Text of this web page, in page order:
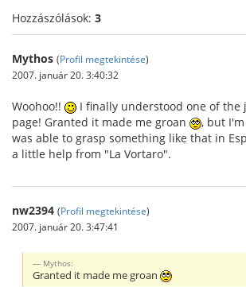
Hozzászólások: 3
Mythos (Profil megtekintése)
2007. január 20. 3:40:32
Woohoo!!
I finally understood one of the
page! Granted it made me groan
, but
was able to grasp something like that in
a little help from "La Vortaro".
nw2394 (Profil megtekintése)
2007. január 20. 3:47:41
Mythos:
Granted it made me groan